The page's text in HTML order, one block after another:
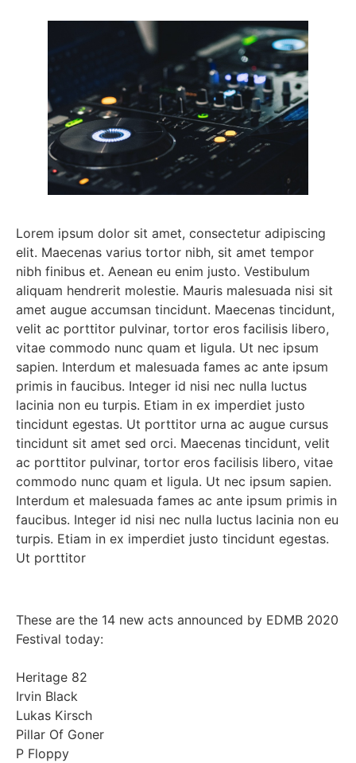
Lorem ipsum dolor sit amet, consectetur adipiscing
elit. Maecenas varius tortor nibh, sit amet tempor
nibh finibus et. Aenean eu enim justo. Vestibulum
aliquam hendrerit molestie. Mauris malesuada nisi sit
amet augue accumsan tincidunt. Maecenas tincidunt,
velit ac porttitor pulvinar, tortor eros facilisis libero,
vitae commodo nunc quam et ligula. Ut nec ipsum
sapien. Interdum et malesuada fames ac ante ipsum
primis in faucibus. Integer id nisi nec nulla luctus
lacinia non eu turpis. Etiam in ex imperdiet justo
tincidunt egestas. Ut porttitor urna ac augue cursus
tincidunt sit amet sed orci. Maecenas tincidunt, velit
ac porttitor pulvinar, tortor eros facilisis libero, vitae
commodo nunc quam et ligula. Ut nec ipsum sapien.
Interdum et malesuada fames ac ante ipsum primis in
faucibus. Integer id nisi nec nulla luctus lacinia non eu
turpis. Etiam in ex imperdiet justo tincidunt egestas.
Ut porttitor
These are the 14 new acts announced by EDMB 2020
Festival today:
Heritage 82
Irvin Black
Lukas Kirsch
Pillar Of Goner
P Floppy